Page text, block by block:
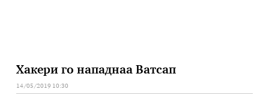
Хакери го нападнаа Ватсап
14/05/2019 10:30